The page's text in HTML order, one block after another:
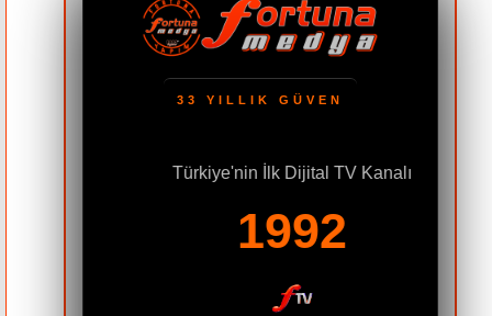
33 YILLIK GÜVEN
Türkiye'nin İlk Dijital TV Kanalı
1992